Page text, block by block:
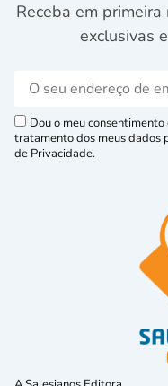
Receba em
exclusivas
Dou o meu
tratamento dos meus dados
de Privacidade.